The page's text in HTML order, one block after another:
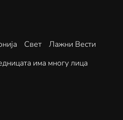
Свет
Лажни Вести
има многу лица